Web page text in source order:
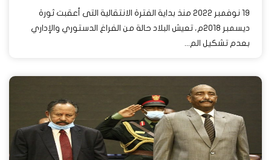
19 نوفمبر 2022 منذ بداية الفترة الانتقالية التى أعقبت ثورة
ديسمبر 2018م، تعيش البلاد حالة من الفراغ الدستوري والإداري
بعدم تشكيل الم...